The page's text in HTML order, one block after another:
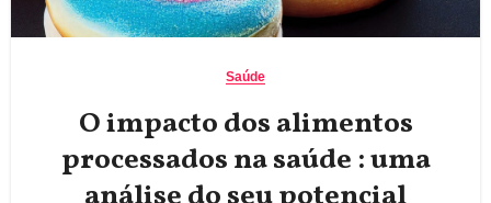
Saúde
O impacto dos alimentos
processados na saúde : uma